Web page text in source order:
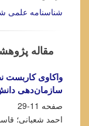
شناسنامه علمی
مقاله
واکاوی کاربست
سازمان‌دهی
صفحه 11-29
احمد شعبانی؛